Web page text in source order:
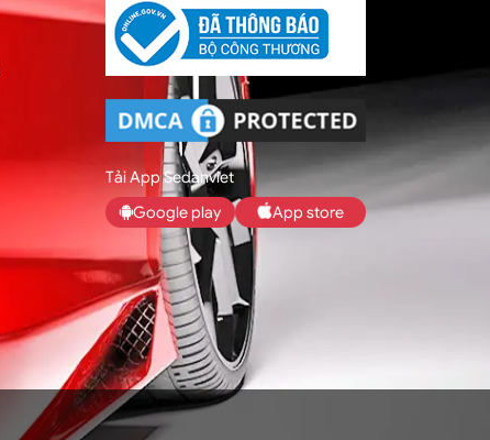
Tải App Sedanviet
Google play
App store